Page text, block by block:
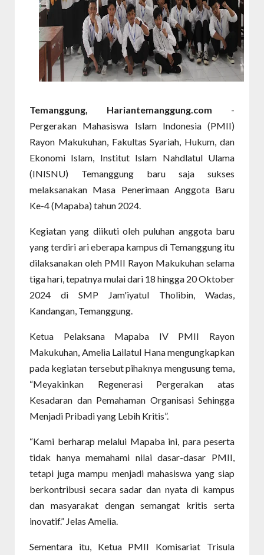
Temanggung, Hariantemanggung.com -
Pergerakan Mahasiswa Islam Indonesia (PMII)
Rayon Makukuhan, Fakultas Syariah, Hukum, dan
Ekonomi Islam, Institut Islam Nahdlatul Ulama
(INISNU) Temanggung baru saja sukses
melaksanakan Masa Penerimaan Anggota Baru
Ke-4 (Mapaba) tahun 2024.
Kegiatan yang diikuti oleh puluhan anggota baru
yang terdiri ari eberapa kampus di Temanggung itu
dilaksanakan oleh PMII Rayon Makukuhan selama
tiga hari, tepatnya mulai dari 18 hingga 20 Oktober
2024 di SMP Jam'iyatul Tholibin, Wadas,
Kandangan, Temanggung.
Ketua Pelaksana Mapaba IV PMII Rayon
Makukuhan, Amelia Lailatul Hana mengungkapkan
pada kegiatan tersebut pihaknya mengusung tema,
“Meyakinkan Regenerasi Pergerakan atas
Kesadaran dan Pemahaman Organisasi Sehingga
Menjadi Pribadi yang Lebih Kritis”.
“Kami berharap melalui Mapaba ini, para peserta
tidak hanya memahami nilai dasar-dasar PMII,
tetapi juga mampu menjadi mahasiswa yang siap
berkontribusi secara sadar dan nyata di kampus
dan masyarakat dengan semangat kritis serta
inovatif.” Jelas Amelia.
Sementara itu, Ketua PMII Komisariat Trisula